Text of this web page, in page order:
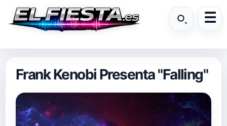
Frank Kenobi Presenta "Falling"